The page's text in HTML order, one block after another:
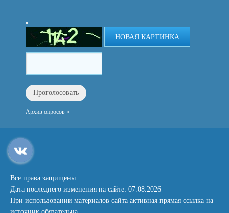
НОВАЯ КАРТИНКА
Архив опросов »
Все права защищены.
Дата последнего изменения на сайте: 07.08.2026
При использовании материалов сайта активная прямая ссылка на